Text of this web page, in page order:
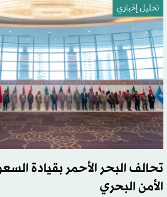
تحليل إخباري
تحالف البحر الأحمر بقيادة
الأمن البحري